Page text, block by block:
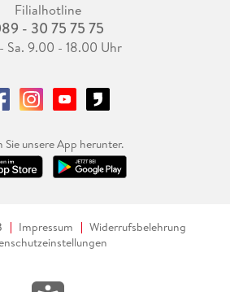
Filialhotline
- 30 75 75 75
Sa. 9.00 - 18.00 Uhr
Sie unsere App herunter.
Impressum
Widerrufsbelehrung